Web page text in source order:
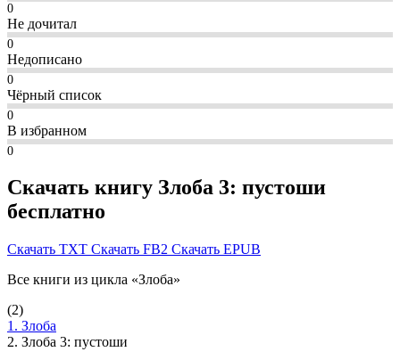
0
Не дочитал
0
Недописано
0
Чёрный список
0
В избранном
0
Скачать книгу Злоба 3: пустоши
бесплатно
Скачать TXT Скачать FB2 Скачать EPUB
Все книги из цикла «Злоба»
(2)
1. Злоба
2. Злоба 3: пустоши